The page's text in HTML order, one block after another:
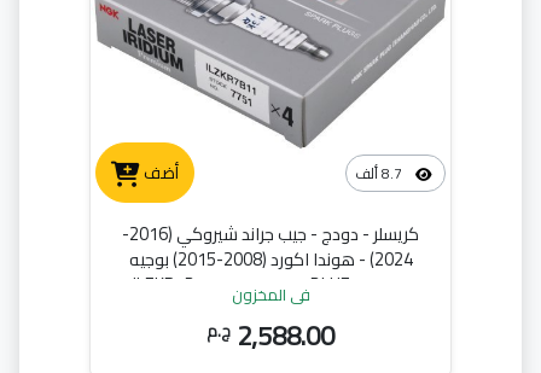
أضف
كريسلر - دودج - جيب جراند شيروكي (2016-
2024) - هوندا اكورد (2008-2015) بوجيه
في المخزون
2,588.00 ج.م